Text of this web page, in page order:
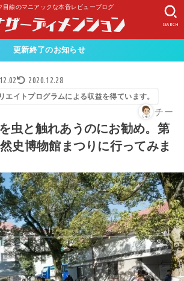
目線のマニアックな本音レビューブログ
SEARCH
更新終了のお知らせ
2020.12.28
エイトプログラムによる収益を得ています。
チー
虫と触れあうのにお勧め。第
史博物館まつりに行ってみま